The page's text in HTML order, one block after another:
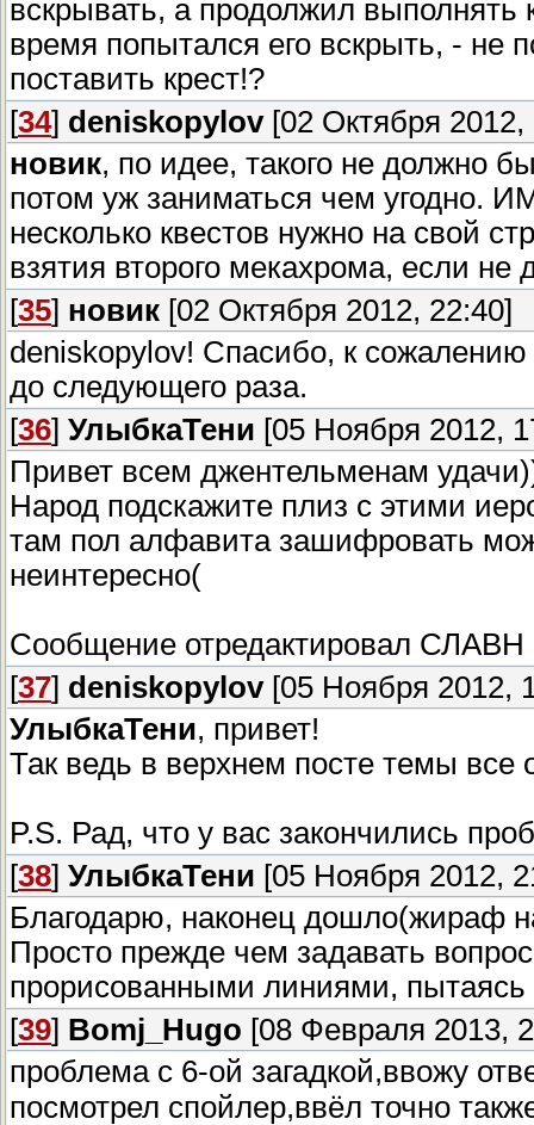
вскрывать, а продолжил выполнять
время попытался его вскрыть, - не
поставить крест!?
[34] deniskopylov[02 Октября 2012,
новик, по идее, такого не должно
потом уж заниматься чем угодно.
несколько квестов нужно на свой
взятия второго мекахрома, если
[35] новик [02 Октября 2012, 22:40]
deniskopylov! Спасибо, к
до следующего раза.
[36] УлыбкаТени [05 Ноября 2012,
Привет всем джентельменам
Народ подскажите плиз с этими
там пол алфавита зашифровать
неинтересно(
Сообщение отредактировал СЛАВН
[37] deniskopylov[05 Ноября 2012,
УлыбкаТени, привет!
Так ведь в верхнем посте темы все
P.S. Рад, что у вас закончились
[38] УлыбкаТени [05 Ноября 2012,
Благодарю, наконец дошло(жираф
Просто прежде чем задавать
прорисованными линиями, пытаясь
[39] Bomj_Hugo [08 Февраля 2013,
проблема с 6-ой загадкой,ввожу
посмотрел спойлер,ввёл точно